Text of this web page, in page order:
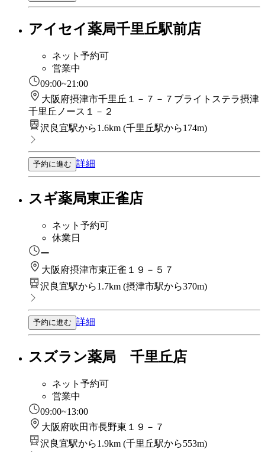
アイセイ薬局千里丘駅前店
ネット予約可
営業中
09:00~21:00
大阪府摂津市千里丘１－７－７ブライトステラ摂津
千里丘ノース１－２
沢良宜駅から1.6km (千里丘駅から174m)
予約に進む 詳細
スギ薬局東正雀店
ネット予約可
休業日
ー
大阪府摂津市東正雀１９－５７
沢良宜駅から1.7km (摂津市駅から370m)
予約に進む 詳細
スズラン薬局 千里丘店
ネット予約可
営業中
09:00~13:00
大阪府吹田市長野東１９－７
沢良宜駅から1.9km (千里丘駅から553m)